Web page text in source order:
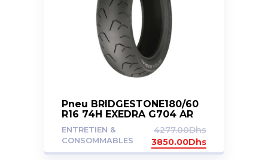
Pneu BRIDGESTONE180/60
R16 74H EXEDRA G704 AR
ENTRETIEN &
CONSOMMABLES
4277.00Dhs
3850.00Dhs